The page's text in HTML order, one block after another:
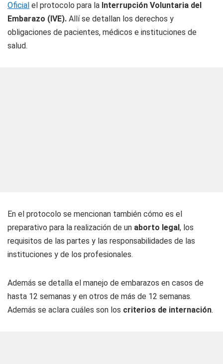
Oficial el protocolo para la Interrupción Voluntaria del
Embarazo (IVE). Allí se detallan los derechos y
obligaciones de pacientes, médicos e instituciones de
salud.
En el protocolo se mencionan también cómo es el
preparativo para la realización de un aborto legal, los
requisitos de las partes y las responsabilidades de las
instituciones y de los profesionales.
Además se detalla el manejo de embarazos en casos de
hasta 12 semanas y en otros de más de 12 semanas.
Además se aclara cuáles son los criterios de internación.